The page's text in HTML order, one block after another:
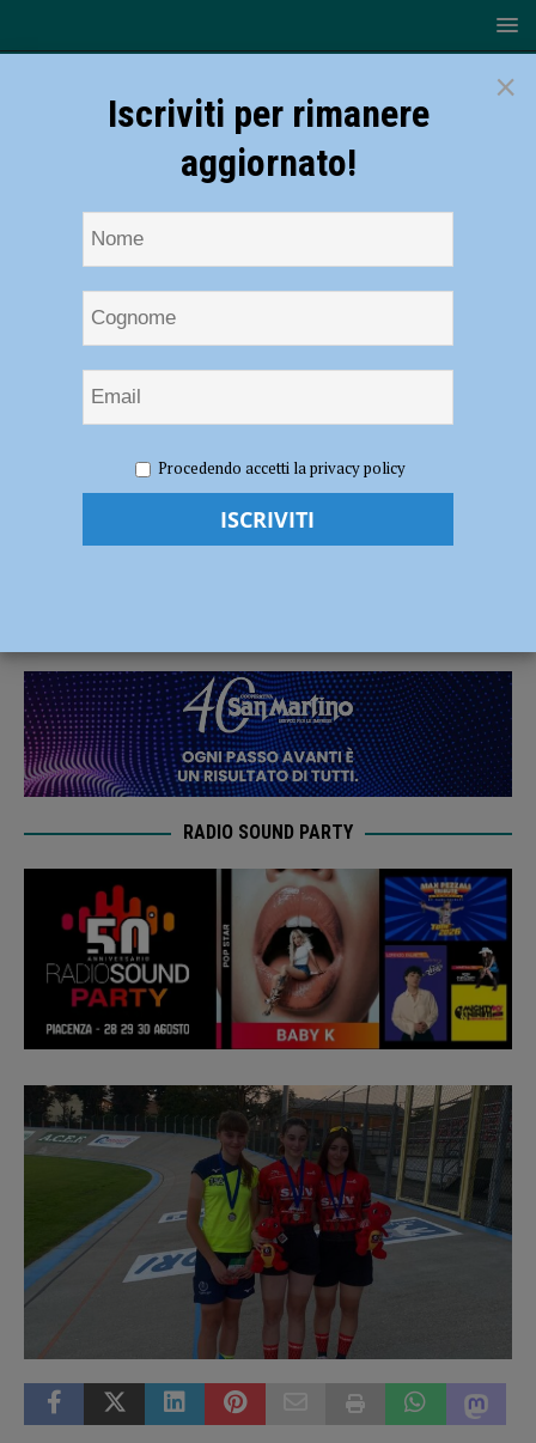
su Pista – I risultati del “Memorial Pavesi” di Fiorenzuola
Ciclismo su Pista – I risultati del
RADIO SOUND PARTY
×
Iscriviti per rimanere
aggiornato!
Procedendo accetti la privacy policy